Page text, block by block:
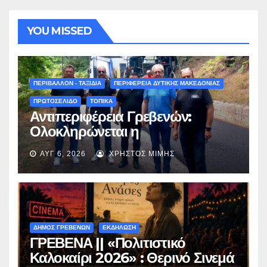
YOU MISSED
ΠΕΡΙΒΑΛΛΟΝ - ΤΑΞΙΔΙΑ ΠΕΡΙΦΕΡΕΙΑ ΔΥΤΙΚΗΣ ΜΑΚΕΔΟΝΙΑΣ
ΠΡΩΤΟΣΕΛΙΔΟ ΤΟΠΙΚΑ
Αντιπεριφέρεια Γρεβενών:
Ολοκληρώνεται η
ασφαλτόστρωση της οδού
Περιβόλι – Αβδέλλα
ΑΥΓ 6, 2026 ΧΡΉΣΤΟΣ ΜΊΜΗΣ
ΔΗΜΟΣ ΓΡΕΒΕΝΩΝ ΕΚΔΗΛΩΣΗ
ΓΡΕΒΕΝΑ || «Πολιτιστικό
Καλοκαίρι 2026» : Θερινό Σινεμά